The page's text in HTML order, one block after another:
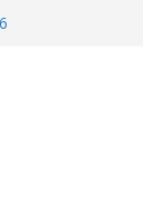
Inovasi
Jabodetabek,